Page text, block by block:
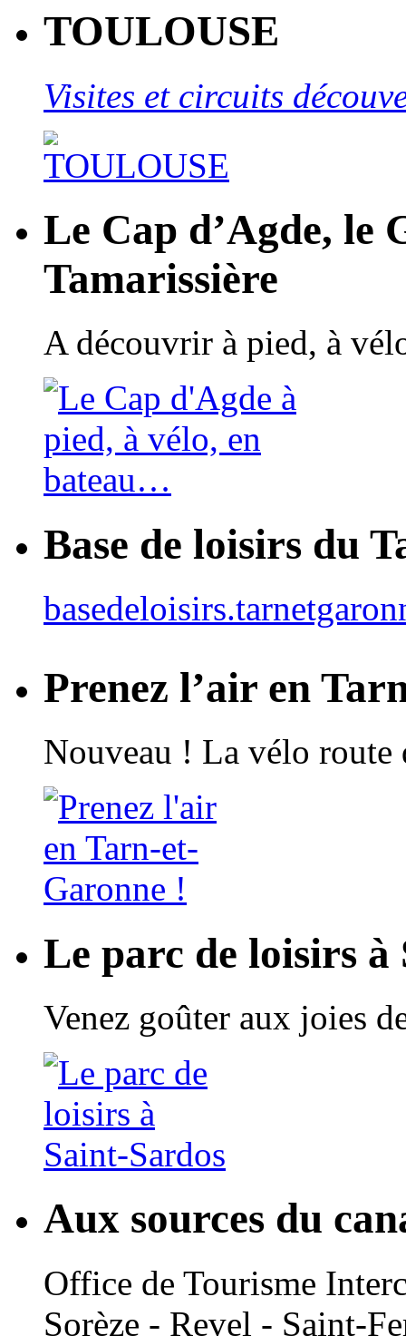
TOULOUSE
Visites et circuits
Le Cap d’Agde, le
Tamarissière
A découvrir à pied, à
Base de loisirs du
Prenez l’air en
Nouveau ! La vélo route
Le parc de loisirs à
Venez goûter aux joies
Aux sources du
Office de Tourisme
Sorèze - Revel - Saint-